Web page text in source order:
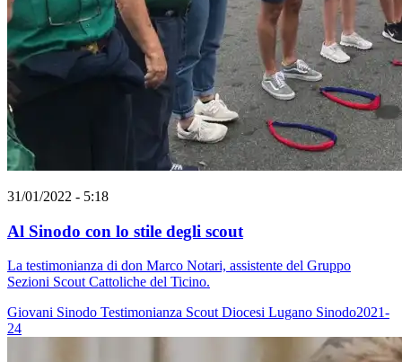
31/01/2022 - 5:18
Al Sinodo con lo stile degli scout
La testimonianza di don Marco Notari, assistente del Gruppo
Sezioni Scout Cattoliche del Ticino.
Giovani Sinodo Testimonianza Scout Diocesi Lugano Sinodo2021-
24